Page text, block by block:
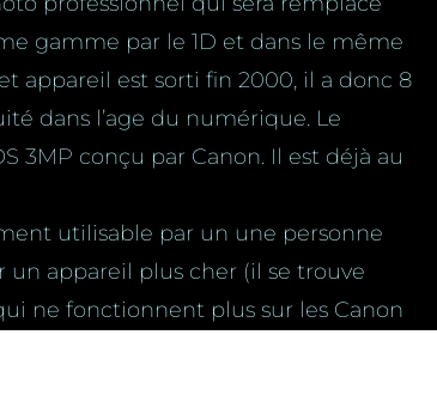
gamme par le 1D et dans le même
appareil est sorti fin 2000, il a donc 8
dans l’age du numérique. Le
3MP conçu par Canon. Il est déjà au
utilisable par un une personne
un appareil plus cher (il se trouve
ne fonctionnent plus sur les Canon